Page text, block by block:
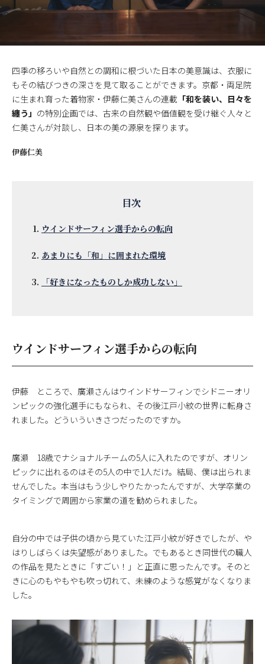
四季の移ろいや自然との調和に根づいた日本の美意識は、衣服に
もその結びつきの深さを見て取ることができます。京都・両足院
に生まれ育った着物家・伊藤仁美さんの連載 「和を装い、日々を
纏う」 の特別企画では、古来の自然観や価値観を受け継ぐ人々と
仁美さんが対談し、日本の美の源泉を探ります。
伊藤仁美
ウインドサーフィン選手からの転向
あまりにも「和」に囲まれた環境
「好きになったものしか成功しない」
ウインドサーフィン選手からの転向
伊藤 ところで、廣瀬さんはウインドサーフィンでシドニーオリ
ンピックの強化選手にもなられ、その後江戸小紋の世界に転身さ
れました。どういういきさつだったのですか。
廣瀬 18歳でナショナルチームの5人に入れたのですが、オリン
ピックに出れるのはその5人の中で1人だけ。結局、僕は出られま
せんでした。本当はもう少しやりたかったんですが、大学卒業の
タイミングで周囲から家業の道を勧められました。
自分の中では子供の頃から見ていた江戸小紋が好きでしたが、や
はりしばらくは失望感がありました。でもあるとき同世代の職人
の作品を見たときに「すごい！」と正直に思ったんです。そのと
きに心のもやもやも吹っ切れて、未練のような感覚がなくなりま
した。